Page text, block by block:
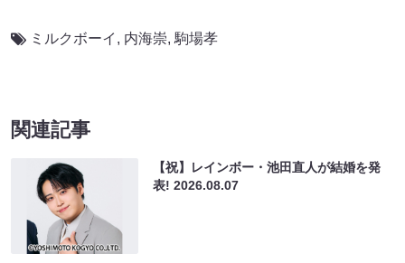
ミルクボーイ , 内海崇, 駒場孝
関連記事
【祝】レインボー・池田直人が結婚を発
表!2026.08.07